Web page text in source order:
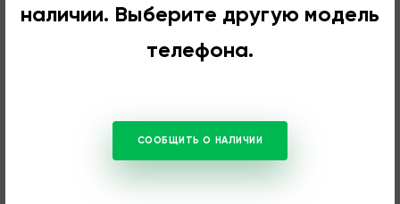
наличии. Выберите другую модель
телефона.
СООБЩИТЬ О НАЛИЧИИ